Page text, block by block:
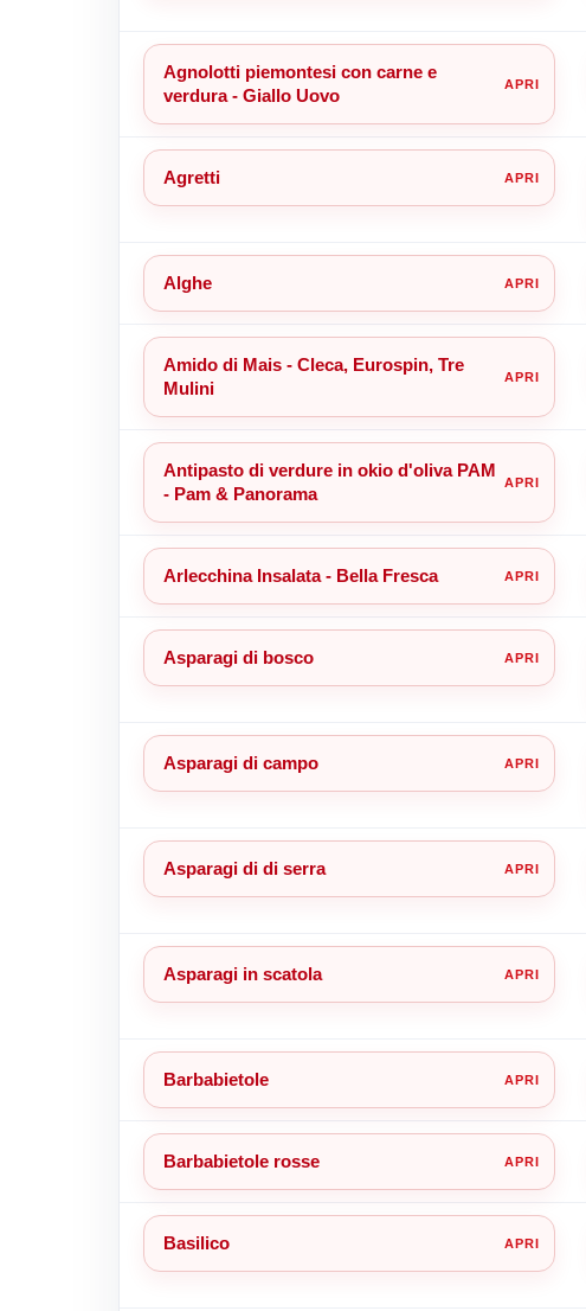
Agnolotti piemontesi con carne e
verdura - Giallo Uovo
Agretti
Alghe
Amido di Mais - Cleca, Eurospin, Tre
Mulini
Antipasto di verdure in okio d'oliva PAM
- Pam & Panorama
Arlecchina Insalata - Bella Fresca
Asparagi di bosco
Asparagi di campo
Asparagi di di serra
Asparagi in scatola
Barbabietole
Barbabietole rosse
Basilico